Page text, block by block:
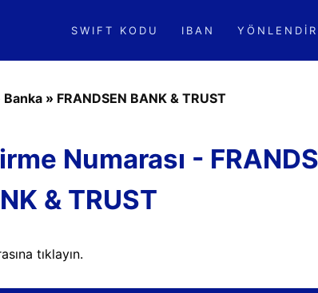
SWIFT KODU IBAN
Banka » FRANDSEN BANK & TRUST
Numarası -
& TRUST
tıklayın.